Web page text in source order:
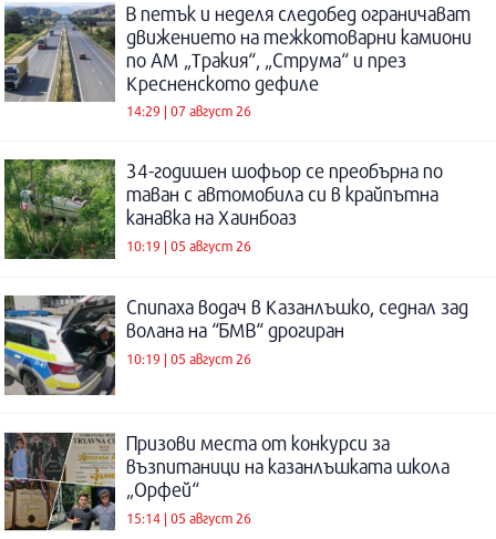
В петък и неделя следобед ограничават
движението на тежкотоварни камиони
по АМ „Тракия“, „Струма“ и през
Кресненското дефиле
14:29 | 07 август 26
34-годишен шофьор се преобърна по
таван с автомобила си в крайпътна
канавка на Хаинбоаз
10:19 | 05 август 26
Спипаха водач в Казанлъшко, седнал зад
волана на “БМВ“ дрогиран
10:19 | 05 август 26
Призови места от конкурси за
възпитаници на казанлъшката школа
„Орфей“
15:14 | 05 август 26